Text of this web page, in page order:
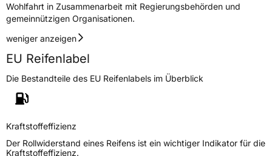
Allgemeine Produktsicherheit (GPSR)
HerstellerkontaktLinglong Germany GmbH, Bahnhofstraße 8
LLG_info@linglong.cn
Wohlfahrt in Zusammenarbeit mit Regierungsbehörden und
gemeinnützigen Organisationen.
weniger anzeigen
EU Reifenlabel
Die Bestandteile des EU Reifenlabels im Überblick
Kraftstoffeffizienz
Der Rollwiderstand eines Reifens ist ein wichtiger Indikator für die
Kraftstoffeffizienz.